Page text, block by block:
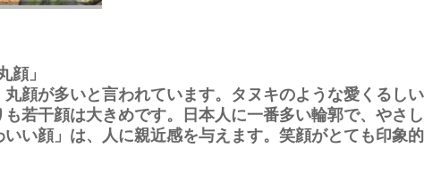
」
丸顔が多いと言われています。タヌキのような愛くるし
若干顔は大きめです。日本人に一番多い輪郭で、やさし
い顔」は、人に親近感を与えます。笑顔がとても印象